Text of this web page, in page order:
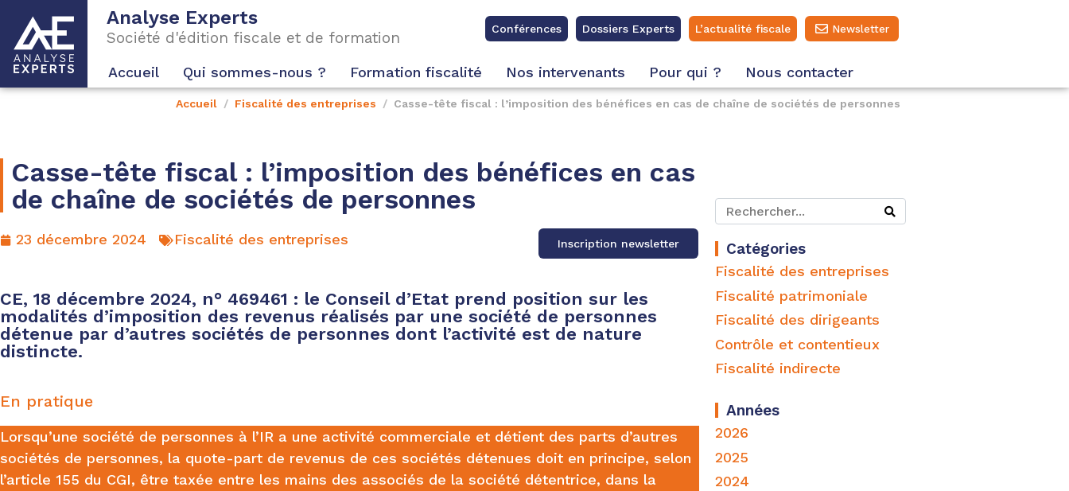
Analyse Experts
Société d'édition fiscale et de formation Conférences Dossiers Experts L’actualité fiscale Newsletter
Accueil Qui sommes-nous ? Formation fiscalité Nos intervenants Pour qui ? Nous contacter
Accueil Fiscalité des entreprises Casse-tête fiscal : l’imposition des bénéfices en cas de chaîne de sociétés de personnes
Casse-tête fiscal : l’imposition des bénéfices en cas
de chaîne de sociétés de personnes
23 décembre 2024 Fiscalité des entreprises Inscription newsletter
CE, 18 décembre 2024, n° 469461 : le Conseil d’Etat prend position sur les
modalités d’imposition des revenus réalisés par une société de personnes
détenue par d’autres sociétés de personnes dont l’activité est de nature
distincte.
En pratique
Lorsqu’une société de personnes à l’IR a une activité commerciale et détient des parts d’autres
sociétés de personnes, la quote-part de revenus de ces sociétés détenues doit en principe, selon
l’article 155 du CGI, être taxée entre les mains des associés de la société détentrice, dans la
Catégories
Fiscalité des entreprises
Fiscalité patrimoniale
Fiscalité des dirigeants
Contrôle et contentieux
Fiscalité indirecte
Années
2026
2025
2024